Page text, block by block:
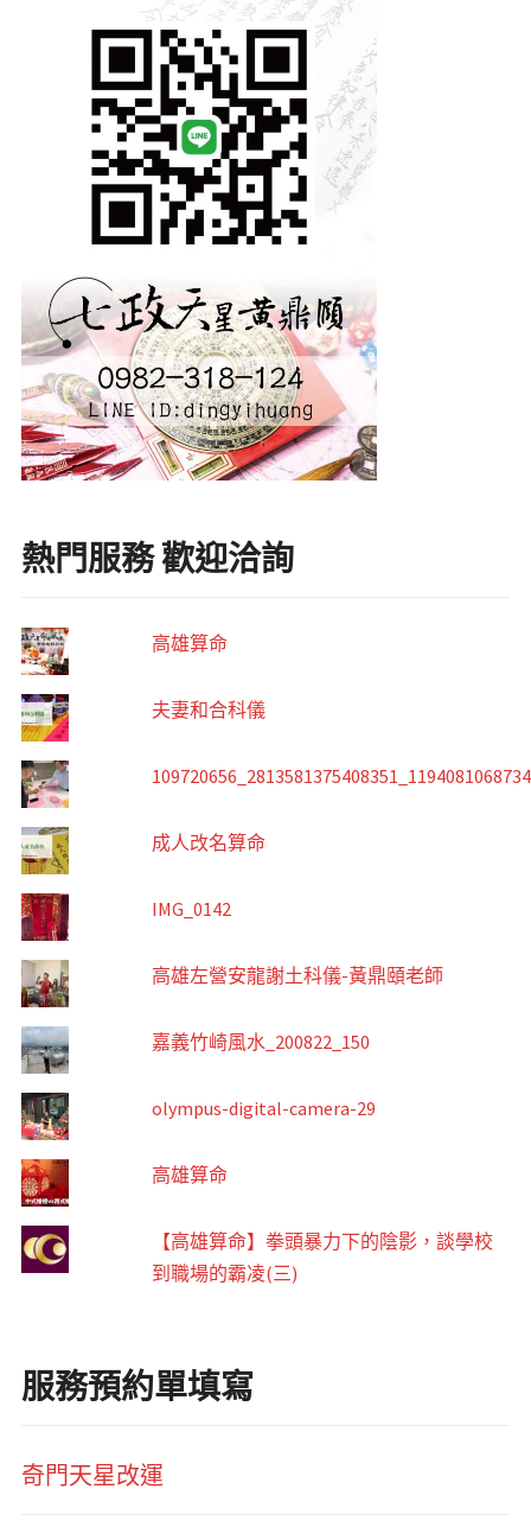
熱門服務 歡迎洽詢
高雄算命
夫妻和合科儀
成人改名算命
IMG_0142
高雄左營安龍謝土科儀-黃鼎頤老師
嘉義竹崎風水_200822_150
olympus-digital-camera-29
高雄算命
【高雄算命】拳頭暴力下的陰影，談學校
到職場的霸凌(三)
服務預約單填寫
奇門天星改運